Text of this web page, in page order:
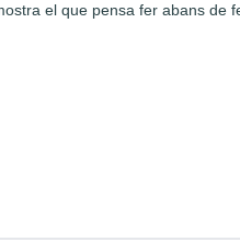
el que pensa fer abans de